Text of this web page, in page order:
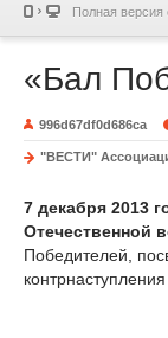
Полная версия
«Бал
996d67df0d686ca
"ВЕСТИ"
7 декабря 2013
Отечественной
Победителей,